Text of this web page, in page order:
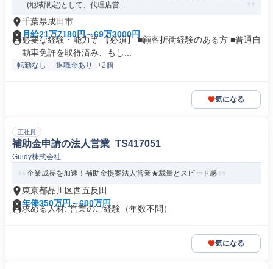
(地域限定)として、代理店営...
千葉県成田市
月給21万7180円～69万3000円
必要な経験・能力等 【必須】 ■顧客折衝経験のある方 ■普通自
動車免許を取得済み、もし...
転勤なし 退職金あり +2個
気になる
正社員
補助金申請の法人営業_TS417051
Guidy株式会社
企業成長を加速！補助金提案法人営業★裁量とスピード感
東京都品川区西五反田
年俸350万円～600万円
求める人材: 営業のご経験（年数不問）
気になる